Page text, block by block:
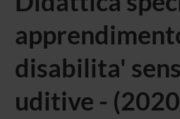
disabilita'
uditive -